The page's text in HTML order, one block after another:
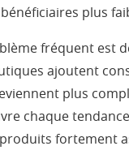
plus
fréquent est
ajoutent
plus
chaque
fortement